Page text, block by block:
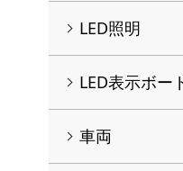
LED照明
LED表示ボー
車両